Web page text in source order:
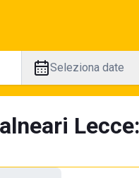
Seleziona date